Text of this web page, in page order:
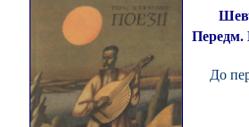
Передм.
До